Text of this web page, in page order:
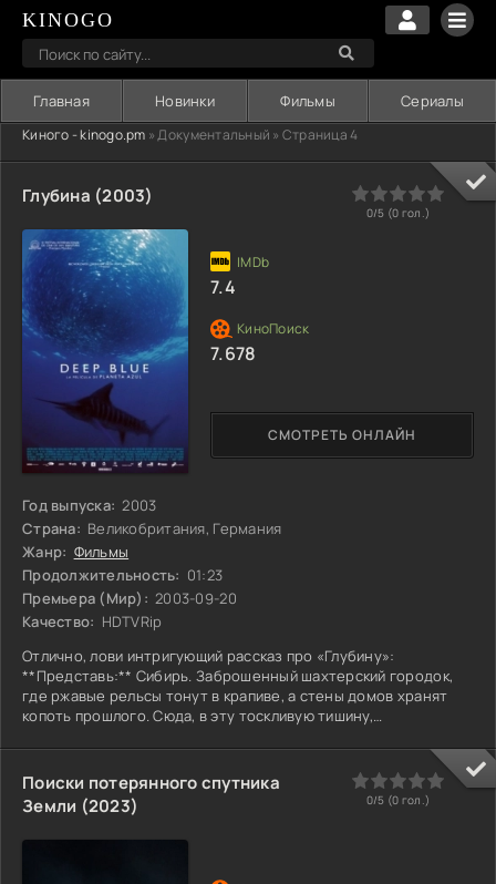
KINOGO
Главная Новинки Фильмы Сериалы
Киного - kinogo.pm » Документальный » Страница 4
Глубина (2003)
Год выпуска: 2003
Страна: Великобритания, Германия
Жанр: Фильмы
Продолжительность: 01:23
Премьера (Мир): 2003-09-20
Качество: HDTVRip
Отлично, лови интригующий рассказ про «Глубину»:
**Представь:** Сибирь. Заброшенный шахтерский городок,
где ржавые рельсы тонут в крапиве, а стены домов хранят
копоть прошлого. Сюда, в эту тоскливую тишину,
уставший от всего, пытающийся собрать осколки своей жизни
после личной катастрофы. **Что толкает?** Не громкий
призыв, а тихое, ноющее **отчаяние**. Здесь, в городе его
детства, бесследно исчезает кто-то очень близкий. И Сергей
понимает:
СМОТРЕТЬ ОНЛАЙН
7.4
7.678
4 5
0/5 (0 гол.)
Поиски потерянного спутника
Земли (2023)
0 4 5
0/5 (0 гол.)